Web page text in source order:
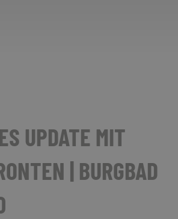
UPDATE MIT
| BURGBAD